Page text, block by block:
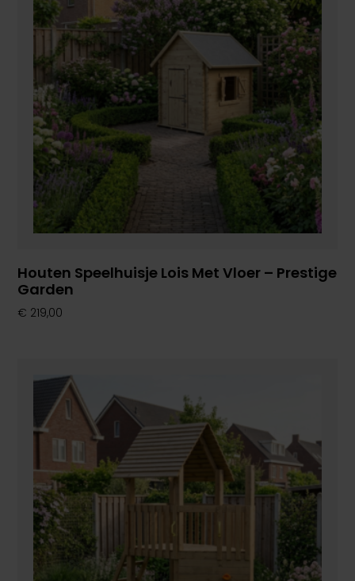
Houten Speelhuisje Lois Met Vloer – Prestige
Garden
€ 219,00